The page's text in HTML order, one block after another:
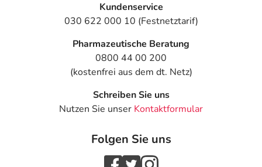
Kundenservice
030 622 000 10 (Festnetztarif)
Pharmazeutische Beratung
0800 44 00 200
(kostenfrei aus dem dt. Netz)
Schreiben Sie uns
Nutzen Sie unser Kontaktformular
Folgen Sie uns